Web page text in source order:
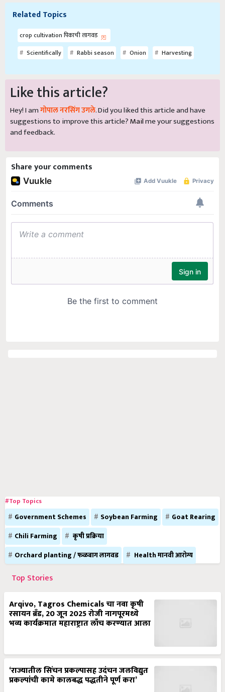
Related Topics
crop cultivation पिकाची लागवड
Scientifically
Rabbi season Onion Harvesting
Like this article?
Hey! I amगोपाल नरसिंग उगले. Did you liked this article and have
suggestions to improve this article?Mailme your suggestions
and feedback.
Share your comments
#Top Topics
Government Schemes Soybean Farming
Goat Rearing
Chili Farming
कृषी प्रक्रिया
Orchard planting / फळबाग लागवड
Health मानवी आरोग्य
Top Stories
Arqivo, Tagros Chemicals चा नवा कृषी
रसायन ब्रँड, 20 जून 2025 रोजी नागपूरमध्ये
भव्य कार्यक्रमात महाराष्ट्रात लाँच करण्यात आला
‘राज्यातील सिंचन प्रकल्पासह उदंचन जलविद्युत
प्रकल्पांची कामे कालबद्ध पद्धतीने पूर्ण करा’